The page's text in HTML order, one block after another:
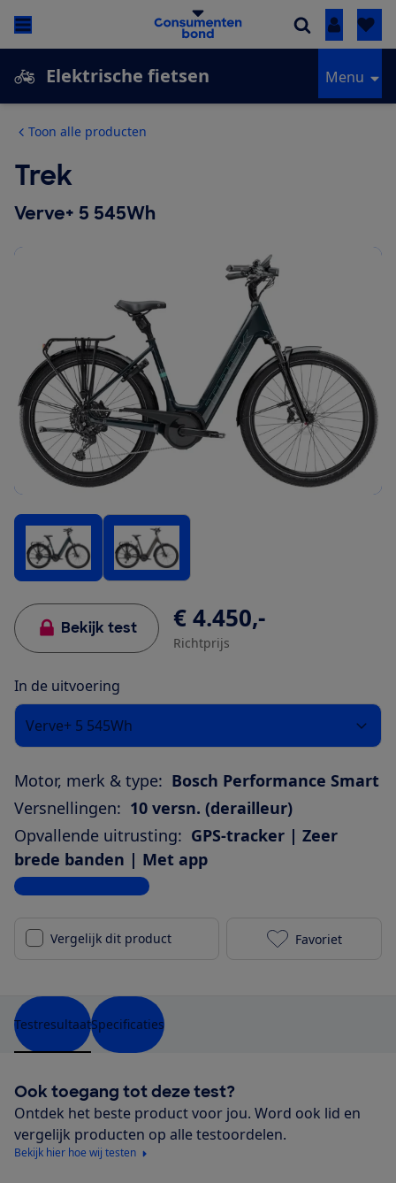
Inloggen
Elektrische fietsen Menu
Toon alle producten
Trek
Verve+ 5 545Wh
Bekijk test € 4.450,-
Richtprijs
In de uitvoering
Verve+ 5 545Wh
Motor, merk & type: Bosch Performance Smart
Versnellingen: 10 versn. (derailleur)
Opvallende uitrusting: GPS-tracker | Zeer
brede banden | Met app
Bekijk alle specificaties
Vergelijk dit product Trek Verve+
Favoriet
TestresultaatSpecificaties
Ook toegang tot deze test?
Ontdek het beste product voor jou. Word ook lid en
vergelijk producten op alle testoordelen.
Bekijk hier hoe wij testen